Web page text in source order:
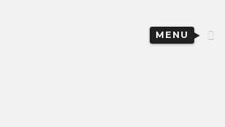
MENU